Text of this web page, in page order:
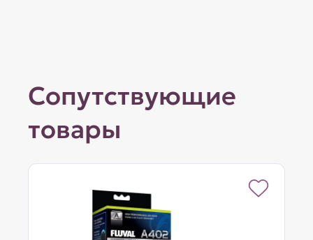
Сопутствующие
товары